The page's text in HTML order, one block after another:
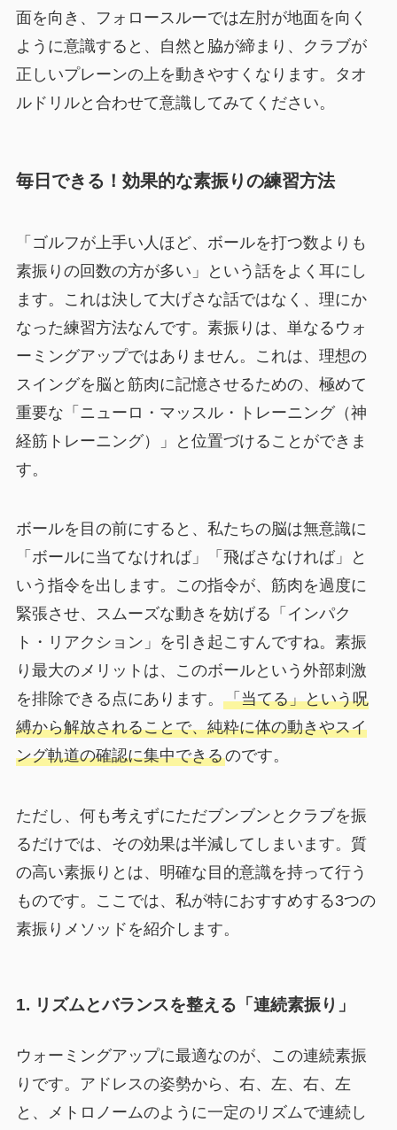
面を向き、フォロースルーでは左肘が地面を向く
ように意識すると、自然と脇が締まり、クラブが
正しいプレーンの上を動きやすくなります。タオ
ルドリルと合わせて意識してみてください。
毎日できる！効果的な素振りの練習方法
「ゴルフが上手い人ほど、ボールを打つ数よりも
素振りの回数の方が多い」という話をよく耳にし
ます。これは決して大げさな話ではなく、理にか
なった練習方法なんです。素振りは、単なるウォ
ーミングアップではありません。これは、理想の
スイングを脳と筋肉に記憶させるための、極めて
重要な「ニューロ・マッスル・トレーニング（神
経筋トレーニング）」と位置づけることができま
す。
ボールを目の前にすると、私たちの脳は無意識に
「ボールに当てなければ」「飛ばさなければ」と
いう指令を出します。この指令が、筋肉を過度に
緊張させ、スムーズな動きを妨げる「インパク
ト・リアクション」を引き起こすんですね。素振
り最大のメリットは、このボールという外部刺激
を排除できる点にあります。 「当てる」という呪
縛から解放されることで、純粋に体の動きやスイ
ング軌道の確認に集中できるのです。
ただし、何も考えずにただブンブンとクラブを振
るだけでは、その効果は半減してしまいます。質
の高い素振りとは、明確な目的意識を持って行う
ものです。ここでは、私が特におすすめする3つの
素振りメソッドを紹介します。
1. リズムとバランスを整える「連続素振り」
ウォーミングアップに最適なのが、この連続素振
りです。アドレスの姿勢から、右、左、右、左
と、メトロノームのように一定のリズムで連続し